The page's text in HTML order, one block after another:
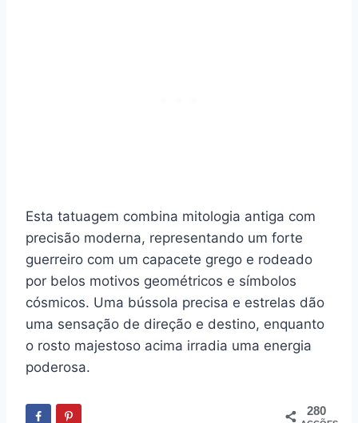
Esta tatuagem combina mitologia antiga com
precisão moderna, representando um forte
guerreiro com um capacete grego e rodeado
por belos motivos geométricos e símbolos
cósmicos. Uma bússola precisa e estrelas dão
uma sensação de direção e destino, enquanto
o rosto majestoso acima irradia uma energia
poderosa.
280